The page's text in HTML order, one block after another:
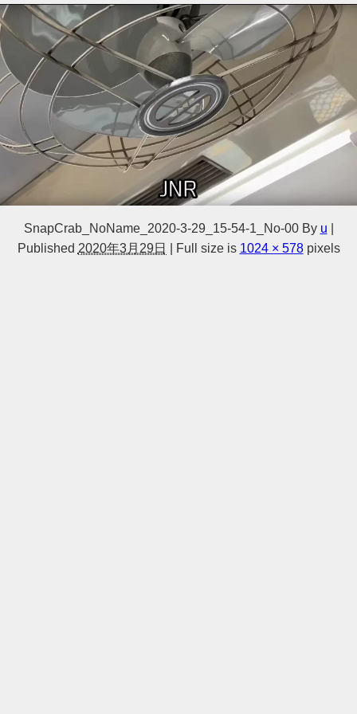
SnapCrab_NoName_2020-3-29_15-54-1_No-00 By u
Published 2020年3月29日 Full size is 1024 × 578pixels